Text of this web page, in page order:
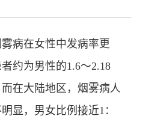
病在女性中发病率更
约为男性的1.6～2.18
在大陆地区，烟雾病人
显，男女比例接近1：